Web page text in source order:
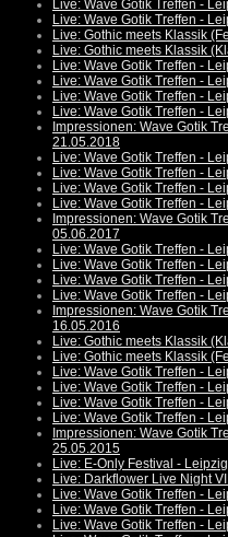
Live: Wave Gotik Treffen -
Live: Wave Gotik Treffen -
Live: Gothic meets Klassik
Live: Gothic meets Klassik
Live: Wave Gotik Treffen -
Live: Wave Gotik Treffen -
Live: Wave Gotik Treffen -
Live: Wave Gotik Treffen -
Impressionen: Wave Gotik
21.05.2018
Live: Wave Gotik Treffen -
Live: Wave Gotik Treffen -
Live: Wave Gotik Treffen -
Live: Wave Gotik Treffen -
Impressionen: Wave Gotik
05.06.2017
Live: Wave Gotik Treffen -
Live: Wave Gotik Treffen -
Live: Wave Gotik Treffen -
Live: Wave Gotik Treffen -
Impressionen: Wave Gotik
16.05.2016
Live: Gothic meets Klassik
Live: Gothic meets Klassik
Live: Wave Gotik Treffen -
Live: Wave Gotik Treffen -
Live: Wave Gotik Treffen -
Live: Wave Gotik Treffen -
Impressionen: Wave Gotik
25.05.2015
Live: E-Only Festival -
Live: Darkflower Live Night
Live: Wave Gotik Treffen -
Live: Wave Gotik Treffen -
Live: Wave Gotik Treffen -